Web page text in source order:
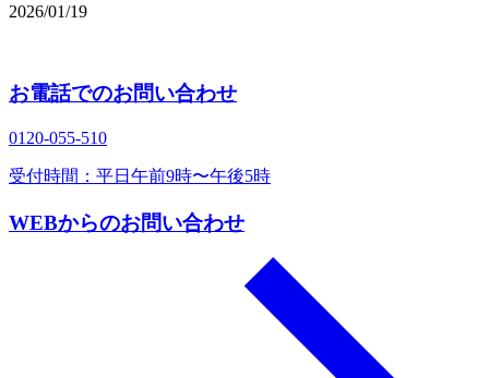
2026/01/19
お電話でのお問い合わせ
0120‐055‐510
受付時間：平日午前9時〜午後5時
WEBからのお問い合わせ